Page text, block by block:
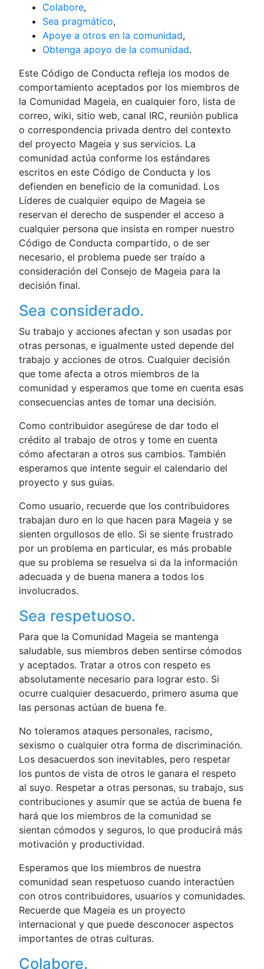
Colabore,
Sea pragmático,
Apoye a otros en la comunidad,
Obtenga apoyo de la comunidad.
Este Código de Conducta refleja los modos de
comportamiento aceptados por los miembros de
la Comunidad Mageia, en cualquier foro, lista de
correo, wiki, sitio web, canal IRC, reunión publica
o correspondencia privada dentro del contexto
del proyecto Mageia y sus servicios. La
comunidad actúa conforme los estándares
escritos en este Código de Conducta y los
defienden en beneficio de la comunidad. Los
Líderes de cualquier equipo de Mageia se
reservan el derecho de suspender el acceso a
cualquier persona que insista en romper nuestro
Código de Conducta compartido, o de ser
necesario, el problema puede ser traído a
consideración del Consejo de Mageia para la
decisión final.
Sea considerado.
Su trabajo y acciones afectan y son usadas por
otras personas, e igualmente usted depende del
trabajo y acciones de otros. Cualquier decisión
que tome afecta a otros miembros de la
comunidad y esperamos que tome en cuenta esas
consecuencias antes de tomar una decisión.
Como contribuidor asegúrese de dar todo el
crédito al trabajo de otros y tome en cuenta
cómo afectaran a otros sus cambios. También
esperamos que intente seguir el calendario del
proyecto y sus guias.
Como usuario, recuerde que los contribuidores
trabajan duro en lo que hacen para Mageia y se
sienten orgullosos de ello. Si se siente frustrado
por un problema en particular, es más probable
que su problema se resuelva si da la información
adecuada y de buena manera a todos los
involucrados.
Sea respetuoso.
Para que la Comunidad Mageia se mantenga
saludable, sus miembros deben sentirse cómodos
y aceptados. Tratar a otros con respeto es
absolutamente necesario para lograr esto. Si
ocurre cualquier desacuerdo, primero asuma que
las personas actúan de buena fe.
No toleramos ataques personales, racismo,
sexismo o cualquier otra forma de discriminación.
Los desacuerdos son inevitables, pero respetar
los puntos de vista de otros le ganara el respeto
al suyo. Respetar a otras personas, su trabajo, sus
contribuciones y asumir que se actúa de buena fe
hará que los miembros de la comunidad se
sientan cómodos y seguros, lo que producirá más
motivación y productividad.
Esperamos que los miembros de nuestra
comunidad sean respetuoso cuando interactúen
con otros contribuidores, usuarios y comunidades.
Recuerde que Mageia es un proyecto
internacional y que puede desconocer aspectos
importantes de otras culturas.
Colabore.